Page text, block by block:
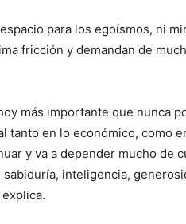
para los egoísmos, ni
fricción y demandan de
más importante que nunca
tanto en lo económico, como
y va a depender mucho de
inteligencia,